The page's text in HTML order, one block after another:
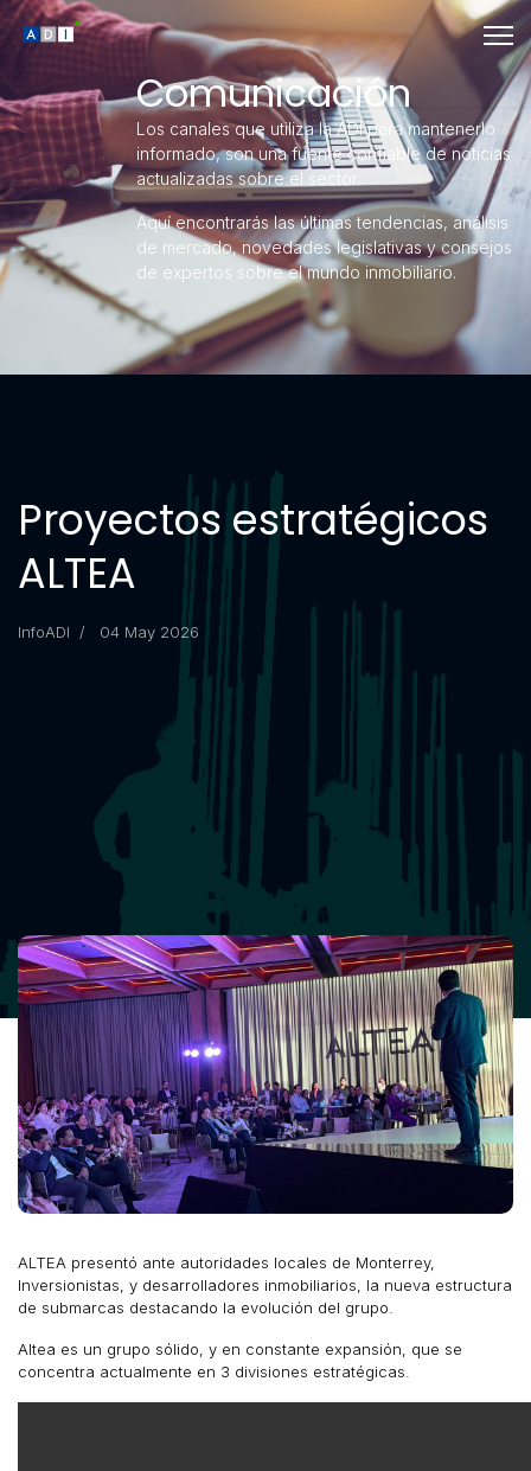
Comunicación
Los canales que utiliza la ADI para mantenerlo
informado, son una fuente confiable de noticias
actualizadas sobre el sector.
Aquí encontrarás las últimas tendencias, análisis
de mercado, novedades legislativas y consejos
de expertos sobre el mundo inmobiliario.
Proyectos estratégicos
ALTEA
InfoADI 04 May 2026
ALTEA presentó ante autoridades locales de Monterrey,
Inversionistas, y desarrolladores inmobiliarios, la nueva estructura
de submarcas destacando la evolución del grupo.
Altea es un grupo sólido, y en constante expansión, que se
concentra actualmente en 3 divisiones estratégicas.